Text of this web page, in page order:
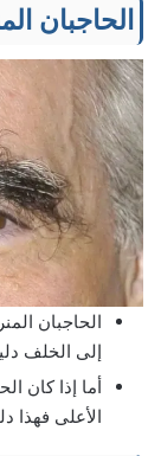
الحاجبان
الحاجبان
إلى الخلف
أما إذا كان
الأعلى